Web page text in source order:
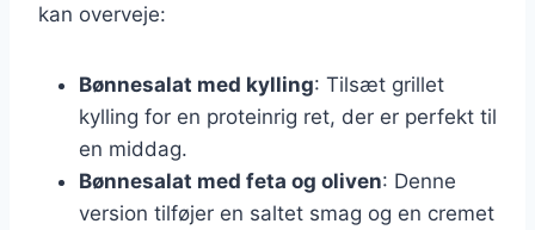
kan overveje:
Bønnesalat med kylling: Tilsæt grillet
kylling for en proteinrig ret, der er perfekt til
en middag.
Bønnesalat med feta og oliven: Denne
version tilføjer en saltet smag og en cremet